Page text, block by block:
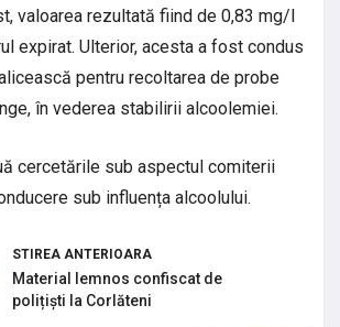
valoarea rezultată fiind de 0,83 mg/l
expirat. Ulterior, acesta a fost condus
pentru recoltarea de probe
în vederea stabilirii alcoolemiei.
cercetările sub aspectul comiterii
sub influența alcoolului.
STIREA ANTERIOARA
Material lemnos confiscat de
polițiști la Corlăteni